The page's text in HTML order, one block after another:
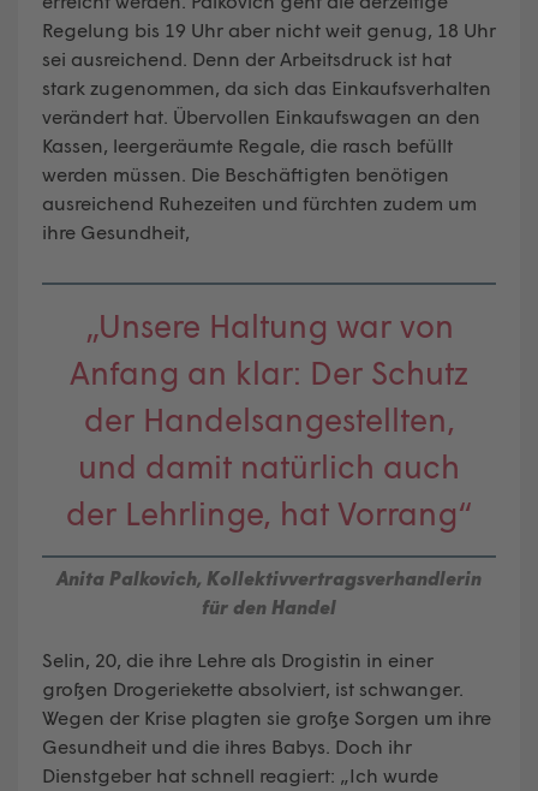
Regelung bis 19 Uhr aber nicht weit genug, 18 Uhr
sei ausreichend. Denn der Arbeitsdruck ist hat
stark zugenommen, da sich das Einkaufsverhalten
verändert hat. Übervollen Einkaufswagen an den
Kassen, leergeräumte Regale, die rasch befüllt
werden müssen. Die Beschäftigten benötigen
ausreichend Ruhezeiten und fürchten zudem um
ihre Gesundheit,
„Unsere Haltung war von
Anfang an klar: Der Schutz
der Handelsangestellten,
und damit natürlich auch
der Lehrlinge, hat Vorrang“
Anita Palkovich, Kollektivvertragsverhandlerin
für den Handel
Selin, 20, die ihre Lehre als Drogistin in einer
großen Drogeriekette absolviert, ist schwanger.
Wegen der Krise plagten sie große Sorgen um ihre
Gesundheit und die ihres Babys. Doch ihr
Dienstgeber hat schnell reagiert: „Ich wurde